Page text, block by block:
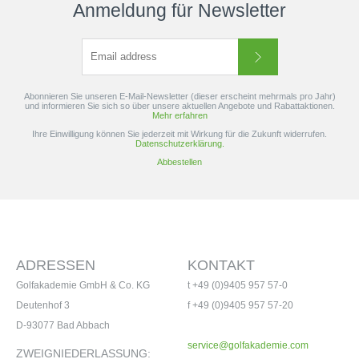
Anmeldung für Newsletter
Abonnieren Sie unseren E-Mail-Newsletter (dieser erscheint mehrmals pro Jahr)
und informieren Sie sich so über unsere aktuellen Angebote und Rabattaktionen.
Mehr erfahren
Ihre Einwilligung können Sie jederzeit mit Wirkung für die Zukunft widerrufen.
Datenschutzerklärung.
Abbestellen
KONTAKT
t +49 (0)9405 957 57-0
f +49 (0)9405 957 57-20
service@golfakademie.com
ADRESSEN
Golfakademie GmbH & Co. KG
Deutenhof 3
D-93077 Bad Abbach
ZWEIGNIEDERLASSUNG: